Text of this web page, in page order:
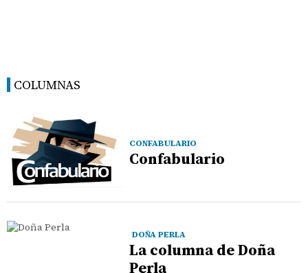
COLUMNAS
CONFABULARIO
Confabulario
DOÑA PERLA
La columna de Doña
Perla